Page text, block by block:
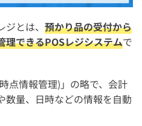
ンター)の耐久性とメンテナン
レジを導入するまでの流れ
する
とは、 預かり品の受付から
理できるPOSレジシステムで
点情報管理)」の略で、会計
数量、日時などの情報を自動